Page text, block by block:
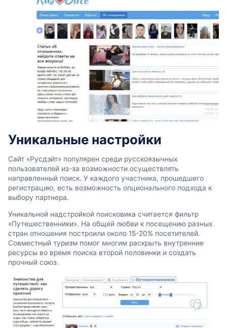
Уникальные настройки
Сайт «Русдэйт» популярен среди русскоязычных
пользователей из-за возможности осуществлять
направленный поиск. У каждого участника, прошедшего
регистрацию, есть возможность опционального подхода к
выбору партнера.
Уникальной надстройкой поисковика считается фильтр
«Путешественники». На общей любви к посещению разных
стран отношения построили около 15-20% посетителей.
Совместный туризм помог многим раскрыть внутренние
ресурсы во время поиска второй половинки и создать
прочный союз.